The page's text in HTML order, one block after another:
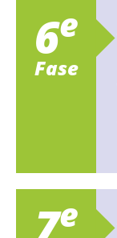
6e
Fase
e